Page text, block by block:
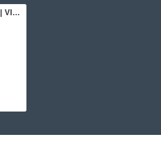
BDPRO4T-V1 | VIBE Blackdeath Serisi 10 cm Kurşun Tweeter